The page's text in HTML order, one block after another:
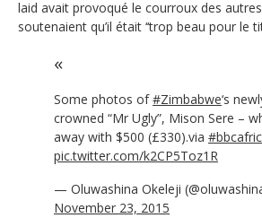
laid avait provoqué le courroux des
soutenaient qu’il était ‘‘trop beau pour le
Some photos of#Zimbabwe‘s
crowned “Mr Ugly”, Mison Sere –
away with $500 (£330).via
pic.twitter.com/k2CP5Toz1R
— Oluwashina Okeleji
November 23, 2015